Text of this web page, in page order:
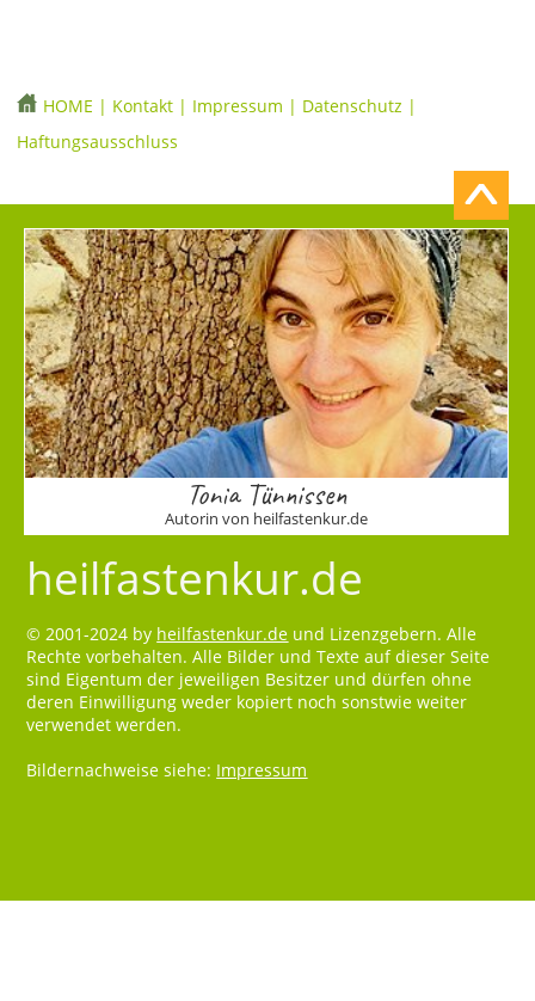
HOME | Kontakt | Impressum | Datenschutz |
Haftungsausschluss
Tonia Tünnissen
Autorin von heilfastenkur.de
heilfastenkur.de
© 2001-2024 by heilfastenkur.de und Lizenzgebern. Alle
Rechte vorbehalten. Alle Bilder und Texte auf dieser Seite
sind Eigentum der jeweiligen Besitzer und dürfen ohne
deren Einwilligung weder kopiert noch sonstwie weiter
verwendet werden.
Bildernachweise siehe: Impressum